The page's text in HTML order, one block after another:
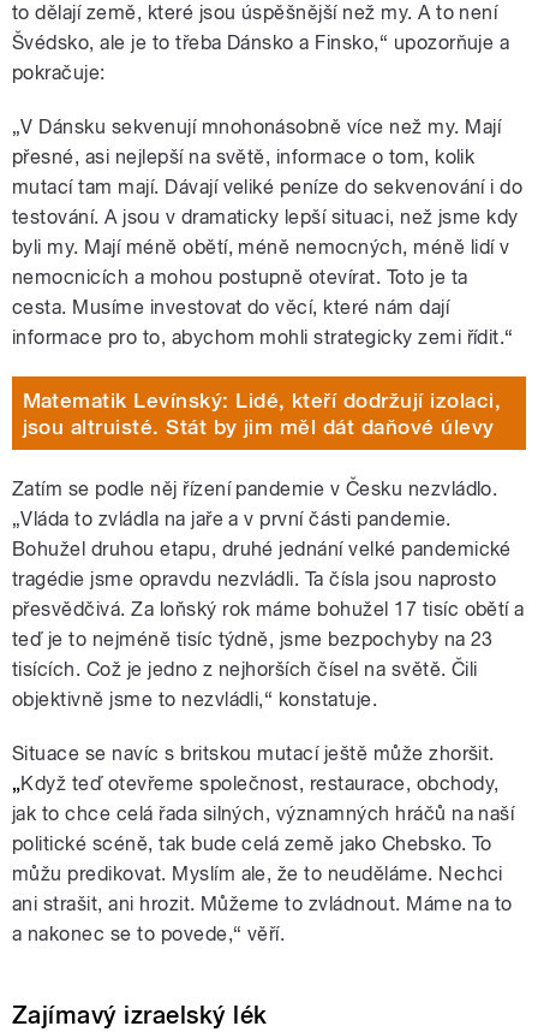
to dělají země, které jsou úspěšnější než my. A to není
Švédsko, ale je to třeba Dánsko a Finsko,“ upozorňuje a
pokračuje:
„V Dánsku sekvenují mnohonásobně více než my. Mají
přesné, asi nejlepší na světě, informace o tom, kolik
mutací tam mají. Dávají veliké peníze do sekvenování i do
testování. A jsou v dramaticky lepší situaci, než jsme kdy
byli my. Mají méně obětí, méně nemocných, méně lidí v
nemocnicích a mohou postupně otevírat. Toto je ta
cesta. Musíme investovat do věcí, které nám dají
informace pro to, abychom mohli strategicky zemi řídit.“
Matematik Levínský: Lidé, kteří dodržují izolaci,
jsou altruisté. Stát by jim měl dát daňové úlevy
Zatím se podle něj řízení pandemie v Česku nezvládlo.
„Vláda to zvládla na jaře a v první části pandemie.
Bohužel druhou etapu, druhé jednání velké pandemické
tragédie jsme opravdu nezvládli. Ta čísla jsou naprosto
přesvědčivá. Za loňský rok máme bohužel 17 tisíc obětí a
teď je to nejméně tisíc týdně, jsme bezpochyby na 23
tisících. Což je jedno z nejhorších čísel na světě. Čili
objektivně jsme to nezvládli,“ konstatuje.
Situace se navíc s britskou mutací ještě může zhoršit.
„Když teď otevřeme společnost, restaurace, obchody,
jak to chce celá řada silných, významných hráčů na naší
politické scéně, tak bude celá země jako Chebsko. To
můžu predikovat. Myslím ale, že to neuděláme. Nechci
ani strašit, ani hrozit. Můžeme to zvládnout. Máme na to
a nakonec se to povede,“ věří.
Zajímavý izraelský lék